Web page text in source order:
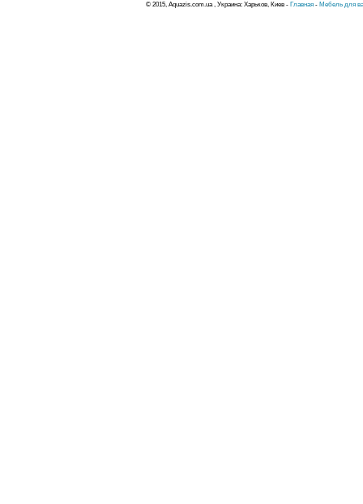
© 2015, Aquazis.com.ua , Украина: Харьков, Киев - Главная - Мебель для